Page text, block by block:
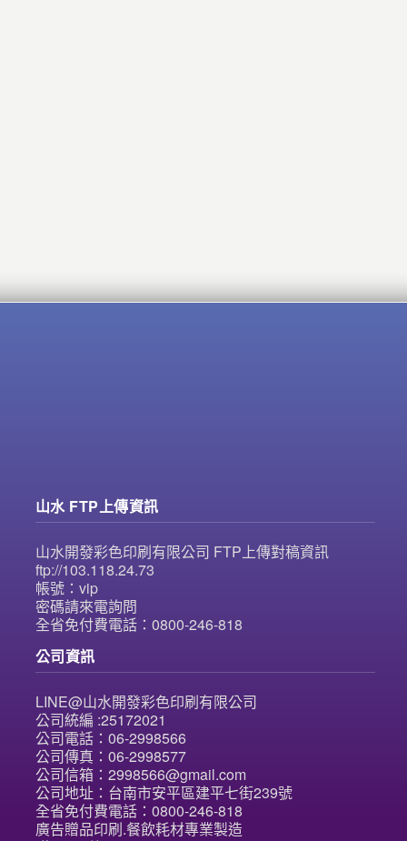
山水 FTP上傳資訊
山水開發彩色印刷有限公司 FTP上傳對稿資訊
ftp://103.118.24.73
帳號：vip
密碼請來電詢問
全省免付費電話：0800-246-818
公司資訊
LINE@山水開發彩色印刷有限公司
公司統編 :25172021
公司電話：06-2998566
公司傳真：06-2998577
公司信箱：2998566@gmail.com
公司地址：台南市安平區建平七街239號
全省免付費電話：0800-246-818
廣告贈品印刷.餐飲耗材專業製造